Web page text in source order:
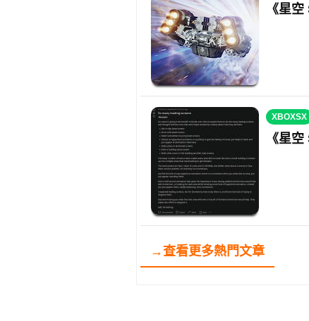
《星
XBOXSX
《星
→查看更多熱門文章